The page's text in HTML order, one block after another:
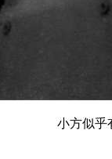
小方似乎